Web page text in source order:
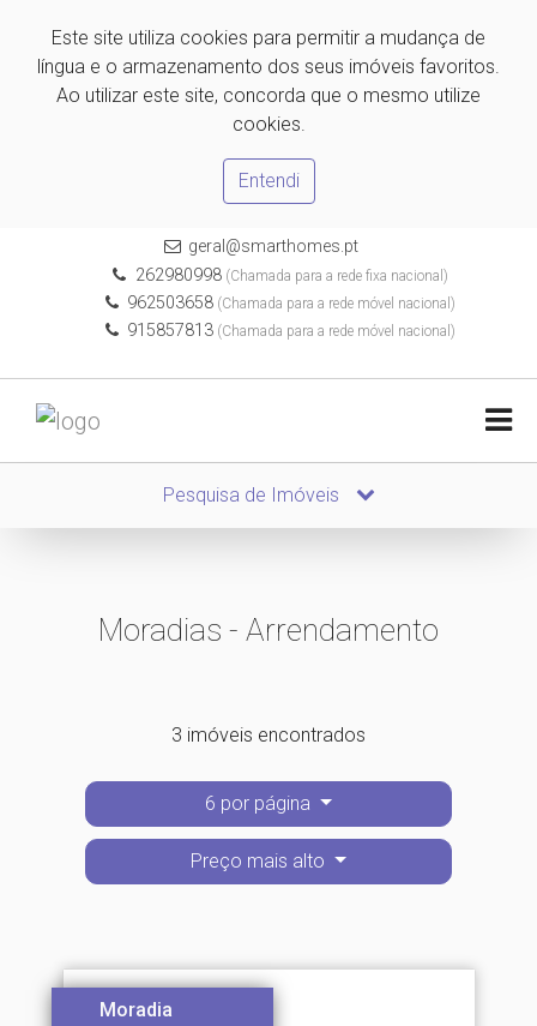
Este site utiliza cookies para permitir a mudança de
língua e o armazenamento dos seus imóveis favoritos.
Ao utilizar este site, concorda que o mesmo utilize
cookies.
Entendi
geral@smarthomes.pt
262980998(Chamada para a rede fixa nacional)
962503658 (Chamada para a rede móvel nacional)
915857813 (Chamada para a rede móvel nacional)
Pesquisa de Imóveis
Moradias - Arrendamento
3 imóveis encontrados
6 por página
Preço mais alto
Moradia